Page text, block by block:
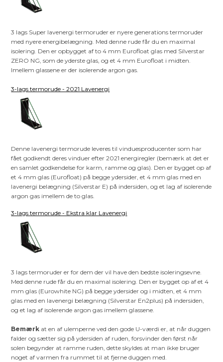
3 lags Super lavenergi termoruder er nyere generations termoruder
med nyere energibelægning. Med denne rude får du en maximal
isolering. Den er opbygget af to 4 mm Eurofloat glas med Silverstar
ZERO NG, som de yderste glas, og et 4 mm Eurofloat i midten.
Imellem glassene er der isolerende argon gas.
3-lags termorude - 2021 Lavenergi
Denne lavenergi termorude leveres til vinduesproducenter som har
fået godkendt deres vinduer efter 2021 energiregler (bemærk at det er
en samlet godkendelse for karm, ramme og glas). Den er bygget op af
et 4 mm glas (Eurofloat) på begge ydersider, et 4 mm glas med en
lavenergi belægning (Silverstar E) på indersiden, og et lag af isolerende
argon gas imellem de to glas.
3-lags termorude - Ekstra klar Lavenergi
3 lags termoruder er for dem der vil have den bedste isoleringsevne.
Med denne rude får du en maximal isolering. Den er bygget op af et 4
mm glas (Eurowhite NG) på begge ydersider og i midten, et 4 mm
glas med en lavenergi belægning (Silverstar En2plus) på indersiden,
og et lag af isolerende argon gas imellem glassene.
Bemærk at en af ulemperne ved den gode U-værdi er, at når duggen
falder og sætter sig på ydersiden af ruden, forsvinder den først når
solen begynder at ramme ruden, dette skyldes at man ikke bruger
noget af varmen fra rummet til at fjerne duggen med.